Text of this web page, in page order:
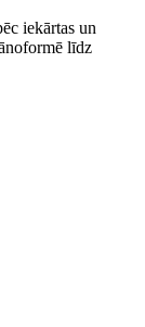
iekārtas un
līdz